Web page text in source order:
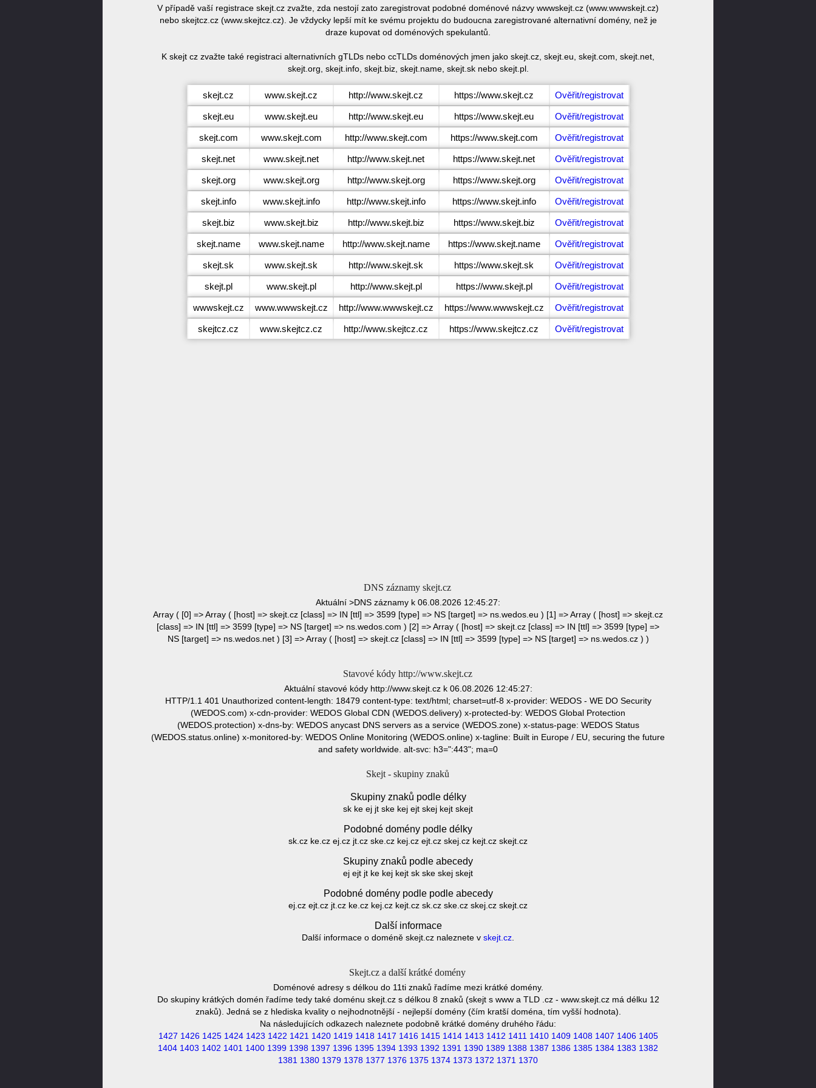
V případě vaší registrace skejt.cz zvažte, zda nestojí zato zaregistrovat podobné doménové názvy wwwskejt.cz (www.wwwskejt.cz)
nebo skejtcz.cz (www.skejtcz.cz). Je vždycky lepší mít ke svému projektu do budoucna zaregistrované alternativní domény, než je
draze kupovat od doménových spekulantů.
K skejt cz zvažte také registraci alternativních gTLDs nebo ccTLDs doménových jmen jako skejt.cz, skejt.eu, skejt.com, skejt.net,
skejt.org, skejt.info, skejt.biz, skejt.name, skejt.sk nebo skejt.pl.
skejt.cz www.skejt.cz http://www.skejt.cz https://www.skejt.cz Ověřit/registrovat
skejt.eu www.skejt.eu http://www.skejt.eu https://www.skejt.eu Ověřit/registrovat
skejt.com www.skejt.com http://www.skejt.com https://www.skejt.com Ověřit/registrovat
skejt.net www.skejt.net http://www.skejt.net https://www.skejt.net Ověřit/registrovat
skejt.org www.skejt.org http://www.skejt.org https://www.skejt.org Ověřit/registrovat
skejt.info www.skejt.info http://www.skejt.info https://www.skejt.info Ověřit/registrovat
skejt.biz www.skejt.biz http://www.skejt.biz https://www.skejt.biz Ověřit/registrovat
skejt.name www.skejt.name http://www.skejt.name https://www.skejt.name Ověřit/registrovat
skejt.sk www.skejt.sk http://www.skejt.sk https://www.skejt.sk Ověřit/registrovat
skejt.pl www.skejt.pl http://www.skejt.pl https://www.skejt.pl Ověřit/registrovat
wwwskejt.cz www.wwwskejt.cz http://www.wwwskejt.cz https://www.wwwskejt.cz Ověřit/registrovat
skejtcz.cz www.skejtcz.cz http://www.skejtcz.cz https://www.skejtcz.cz Ověřit/registrovat
DNS záznamy skejt.cz
Aktuální >DNS záznamy k 06.08.2026 12:45:27:
Array ( [0] => Array ( [host] => skejt.cz [class] => IN [ttl] => 3599 [type] => NS [target] => ns.wedos.eu ) [1] => Array ( [host] => skejt.cz
[class] => IN [ttl] => 3599 [type] => NS [target] => ns.wedos.com ) [2] => Array ( [host] => skejt.cz [class] => IN [ttl] => 3599 [type] =>
NS [target] => ns.wedos.net ) [3] => Array ( [host] => skejt.cz [class] => IN [ttl] => 3599 [type] => NS [target] => ns.wedos.cz ) )
Stavové kódy http://www.skejt.cz
Aktuální stavové kódy http://www.skejt.cz k 06.08.2026 12:45:27:
HTTP/1.1 401 Unauthorized content-length: 18479 content-type: text/html; charset=utf-8 x-provider: WEDOS - WE DO Security
(WEDOS.com) x-cdn-provider: WEDOS Global CDN (WEDOS.delivery) x-protected-by: WEDOS Global Protection
(WEDOS.protection) x-dns-by: WEDOS anycast DNS servers as a service (WEDOS.zone) x-status-page: WEDOS Status
(WEDOS.status.online) x-monitored-by: WEDOS Online Monitoring (WEDOS.online) x-tagline: Built in Europe / EU, securing the future
and safety worldwide. alt-svc: h3=":443"; ma=0
Skejt - skupiny znaků
Skupiny znaků podle délky
sk ke ej jt ske kej ejt skej kejt skejt
Podobné domény podle délky
sk.cz ke.cz ej.cz jt.cz ske.cz kej.cz ejt.cz skej.cz kejt.cz skejt.cz
Skupiny znaků podle abecedy
ej ejt jt ke kej kejt sk ske skej skejt
Podobné domény podle podle abecedy
ej.cz ejt.cz jt.cz ke.cz kej.cz kejt.cz sk.cz ske.cz skej.cz skejt.cz
Další informace
Další informace o doméně skejt.cz naleznete v skejt.cz
Skejt.cz a další krátké domény
Doménové adresy s délkou do 11ti znaků řadíme mezi krátké domény.
Do skupiny krátkých domén řadíme tedy také doménu skejt.cz s délkou 8 znaků (skejt s www a TLD .cz - www.skejt.cz má délku 12
znaků). Jedná se z hlediska kvality o nejhodnotnější - nejlepší domény (čím kratší doména, tím vyšší hodnota).
Na následujících odkazech naleznete podobně krátké domény druhého řádu:
1427 1426 1425 1424 1423 1422 1421 1420 1419 1418 1417 1416 1415 1414 1413 1412 1411 1410 1409 1408 1407 1406 1405
1404 1403 1402 1401 1400 1399 1398 1397 1396 1395 1394 1393 1392 1391 1390 1389 1388 1387 1386 1385 1384 1383 1382
1381 1380 1379 1378 1377 1376 1375 1374 1373 1372 1371 1370